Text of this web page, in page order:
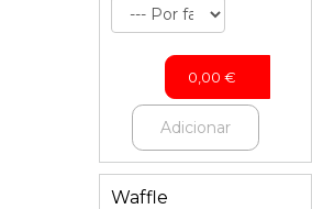
0,00 €
Adicionar
Waffle